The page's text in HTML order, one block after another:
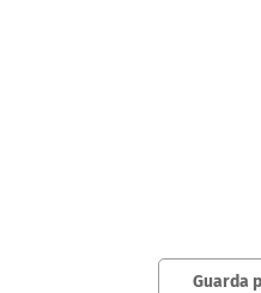
Guarda